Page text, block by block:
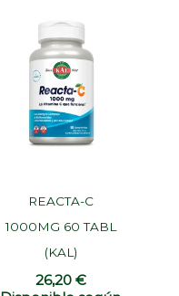
REACTA-C
1000MG 60 TABL
(KAL)
26,20 €